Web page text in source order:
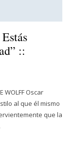
::
WOLFF Oscar
al que él mismo
que la